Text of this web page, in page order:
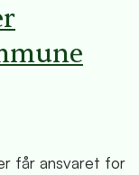
får ansvaret for